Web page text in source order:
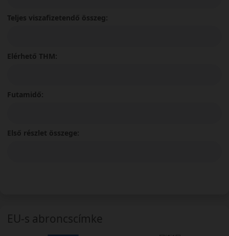
Teljes viszafizetendő összeg:
Elérhető THM:
Futamidő:
Első részlet összege:
EU-s abroncscímke